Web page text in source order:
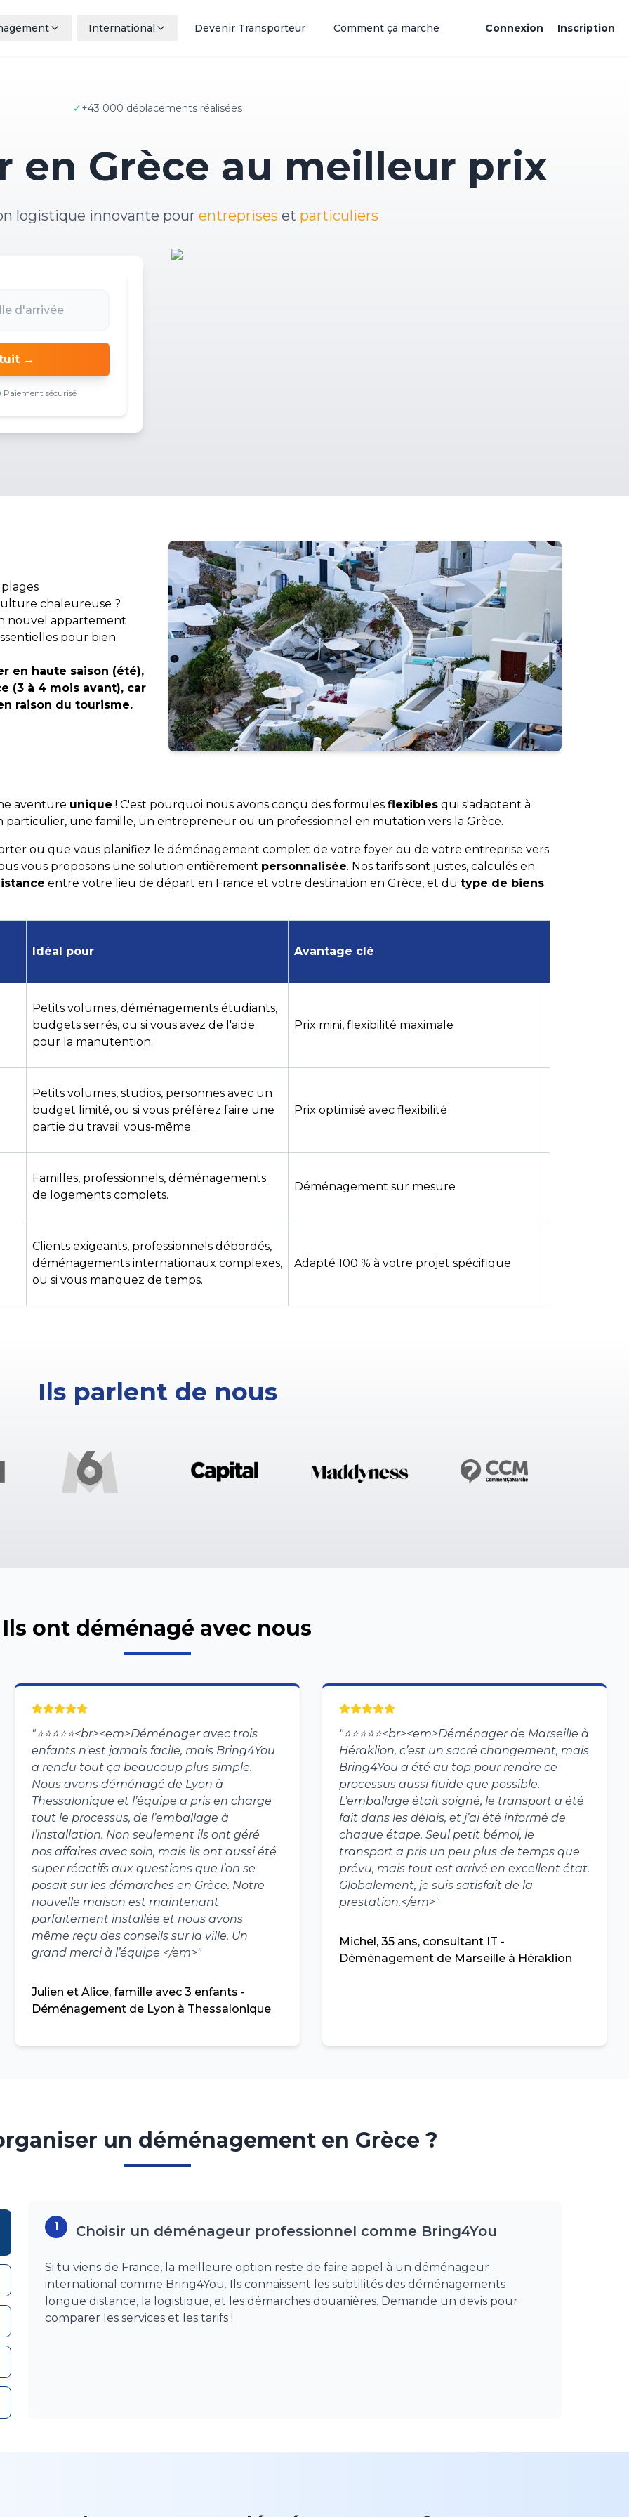
International Devenir Transporteur Comment ça marche Connexion Inscription
✓+43 000 déplacements réalisées
en Grèce au meilleur prix
logistique innovante pour entreprises et particuliers
→
Paiement sécurisé
chaleureuse ?
nouvel appartement
pour bien
en haute saison (été),
(3 à 4 mois avant), car
raison du tourisme.
aventure unique ! C'est pourquoi nous avons conçu des formules flexibles qui s'adaptent à
particulier, une famille, un entrepreneur ou un professionnel en mutation vers la Grèce.
ou que vous planifiez le déménagement complet de votre foyer ou de votre entreprise vers
vous proposons une solution entièrement personnalisée. Nos tarifs sont justes, calculés en
entre votre lieu de départ en France et votre destination en Grèce, et du type de biens
Idéal pour Avantage clé
Petits volumes, déménagements étudiants,
budgets serrés, ou si vous avez de l'aide
pour la manutention.
Prix mini, flexibilité maximale
Petits volumes, studios, personnes avec un
budget limité, ou si vous préférez faire une
partie du travail vous-même.
Prix optimisé avec flexibilité
Familles, professionnels, déménagements
de logements complets.
Déménagement sur mesure
Clients exigeants, professionnels débordés,
déménagements internationaux complexes,
ou si vous manquez de temps.
Adapté 100 % à votre projet spécifique
Ils parlent de nous
Ils ont déménagé avec nous
"⭐️⭐️⭐️⭐️⭐️<br><em>Déménager avec trois
enfants n'est jamais facile, mais Bring4You
a rendu tout ça beaucoup plus simple.
Nous avons déménagé de Lyon à
Thessalonique et l’équipe a pris en charge
tout le processus, de l’emballage à
l’installation. Non seulement ils ont géré
nos affaires avec soin, mais ils ont aussi été
super réactifs aux questions que l’on se
posait sur les démarches en Grèce. Notre
nouvelle maison est maintenant
parfaitement installée et nous avons
même reçu des conseils sur la ville. Un
grand merci à l’équipe </em>"
Julien et Alice, famille avec 3 enfants -
Déménagement de Lyon à Thessalonique
"⭐️⭐️⭐️⭐️⭐️<br><em>Déménager de Marseille à
Héraklion, c’est un sacré changement, mais
Bring4You a été au top pour rendre ce
processus aussi fluide que possible.
L’emballage était soigné, le transport a été
fait dans les délais, et j’ai été informé de
chaque étape. Seul petit bémol, le
transport a pris un peu plus de temps que
prévu, mais tout est arrivé en excellent état.
Globalement, je suis satisfait de la
prestation.</em>"
Michel, 35 ans, consultant IT -
Déménagement de Marseille à Héraklion
un déménagement en Grèce ?
1 Choisir un déménageur professionnel comme Bring4You
Si tu viens de France, la meilleure option reste de faire appel à un déménageur
international comme Bring4You. Ils connaissent les subtilités des déménagements
longue distance, la logistique, et les démarches douanières. Demande un devis pour
comparer les services et les tarifs !